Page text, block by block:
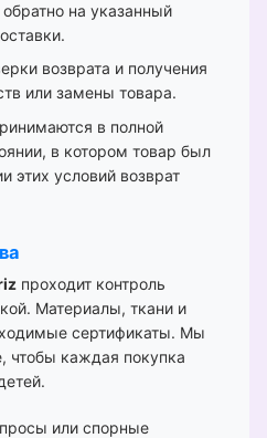
на указанный
возврата и получения
или замены товара.
в полной
в котором товар был
этих условий возврат
проходит контроль
Материалы, ткани и
сертификаты. Мы
чтобы каждая покупка
или спорные